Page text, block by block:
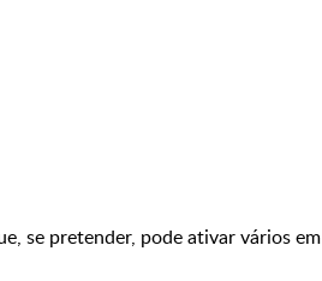
se pretender, pode ativar vários em